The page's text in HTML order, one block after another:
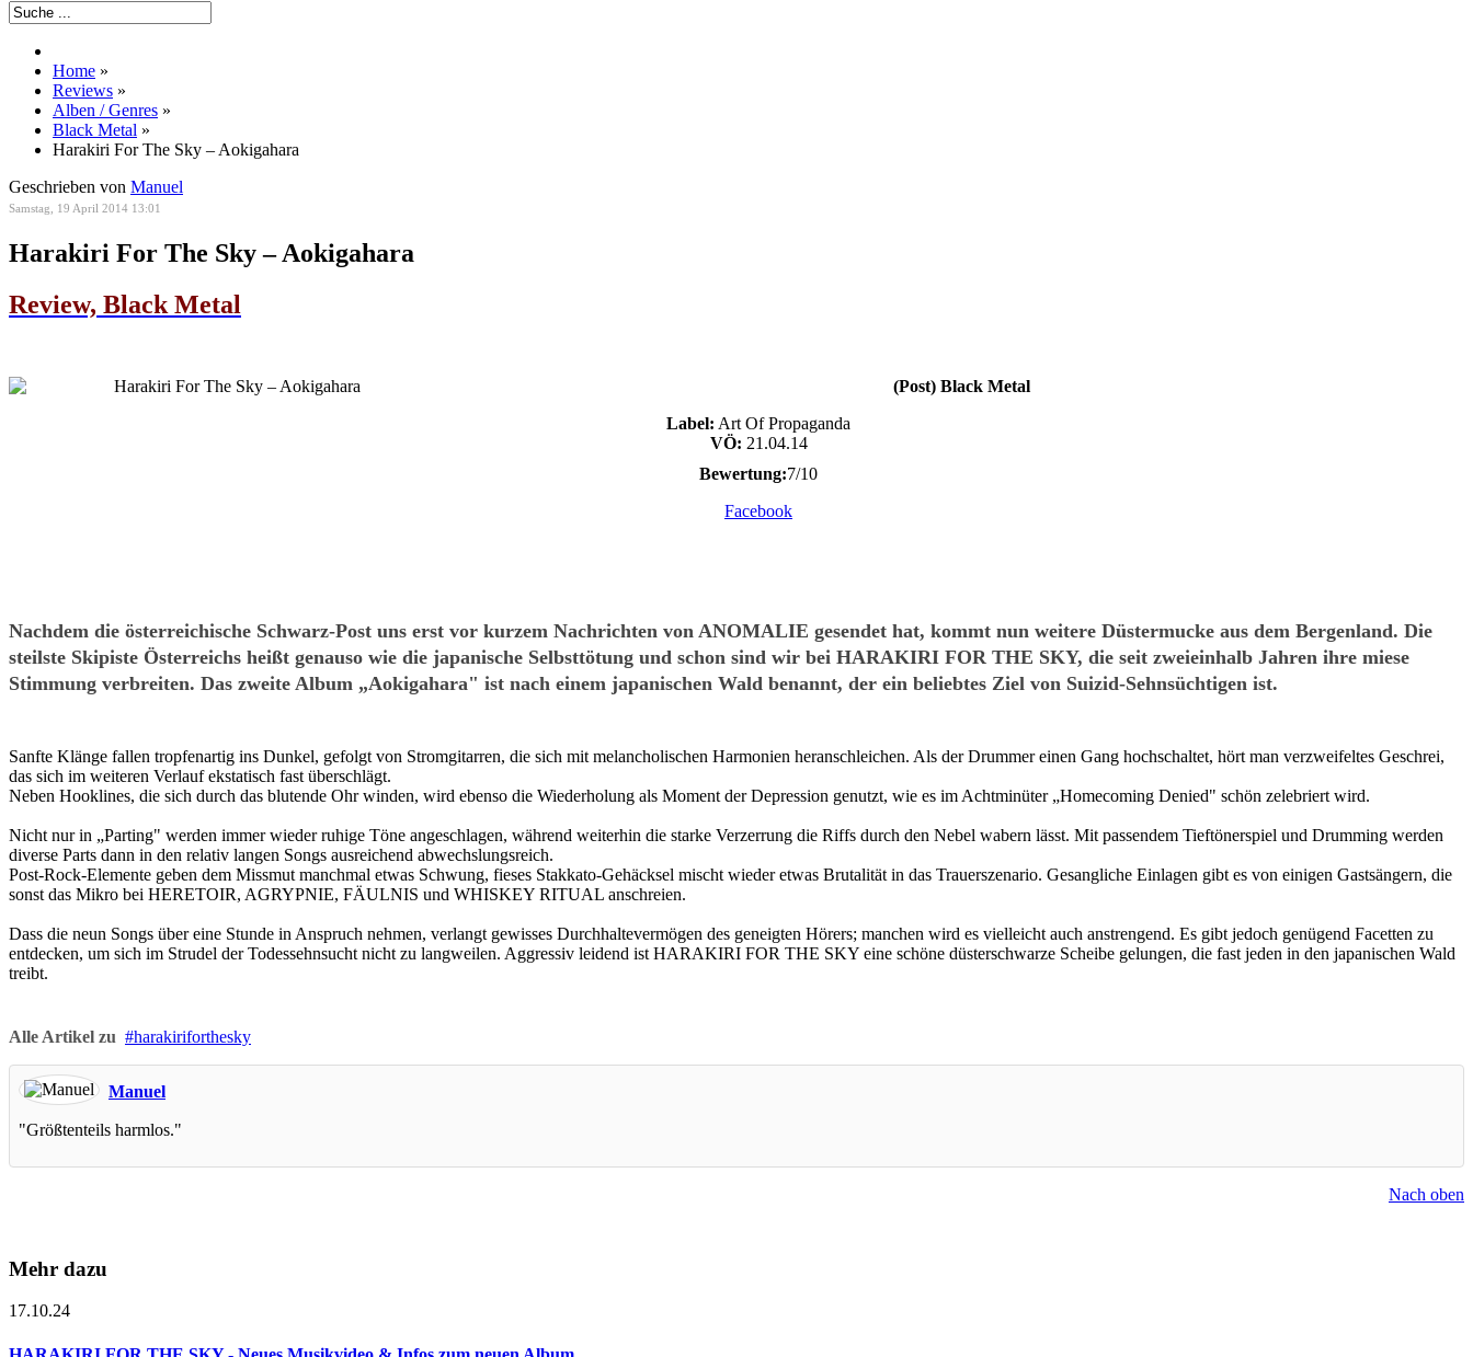
Home »
Reviews »
Alben / Genres »
Black Metal »
Harakiri For The Sky – Aokigahara
Geschrieben von Manuel
Samstag, 19 April 2014 13:01
Harakiri For The Sky – Aokigahara
Review, Black Metal
(Post) Black Metal
Label: Art Of Propaganda
VÖ: 21.04.14
Bewertung:7/10
Facebook
Nachdem die österreichische Schwarz-Post uns erst vor kurzem Nachrichten von ANOMALIE gesendet hat, kommt nun weitere Düstermucke aus dem Bergenland. Die
steilste Skipiste Österreichs heißt genauso wie die japanische Selbsttötung und schon sind wir bei HARAKIRI FOR THE SKY, die seit zweieinhalb Jahren ihre miese
Stimmung verbreiten. Das zweite Album „Aokigahara" ist nach einem japanischen Wald benannt, der ein beliebtes Ziel von Suizid-Sehnsüchtigen ist.
Sanfte Klänge fallen tropfenartig ins Dunkel, gefolgt von Stromgitarren, die sich mit melancholischen Harmonien heranschleichen. Als der Drummer einen Gang hochschaltet, hört man verzweifeltes Geschrei,
das sich im weiteren Verlauf ekstatisch fast überschlägt.
Neben Hooklines, die sich durch das blutende Ohr winden, wird ebenso die Wiederholung als Moment der Depression genutzt, wie es im Achtminüter „Homecoming Denied" schön zelebriert wird.
Nicht nur in „Parting" werden immer wieder ruhige Töne angeschlagen, während weiterhin die starke Verzerrung die Riffs durch den Nebel wabern lässt. Mit passendem Tieftönerspiel und Drumming werden
diverse Parts dann in den relativ langen Songs ausreichend abwechslungsreich.
Post-Rock-Elemente geben dem Missmut manchmal etwas Schwung, fieses Stakkato-Gehäcksel mischt wieder etwas Brutalität in das Trauerszenario. Gesangliche Einlagen gibt es von einigen Gastsängern, die
sonst das Mikro bei HERETOIR, AGRYPNIE, FÄULNIS und WHISKEY RITUAL anschreien.
Dass die neun Songs über eine Stunde in Anspruch nehmen, verlangt gewisses Durchhaltevermögen des geneigten Hörers; manchen wird es vielleicht auch anstrengend. Es gibt jedoch genügend Facetten zu
entdecken, um sich im Strudel der Todessehnsucht nicht zu langweilen. Aggressiv leidend ist HARAKIRI FOR THE SKY eine schöne düsterschwarze Scheibe gelungen, die fast jeden in den japanischen Wald
treibt.
Alle Artikel zu harakiriforthesky
Manuel
"Größtenteils harmlos."
Nach oben
Mehr dazu
17.10.24